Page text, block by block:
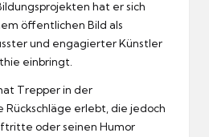
hat er sich
öffentlichen Bild als
und engagierter Künstler
einbringt.
Trepper in der
erlebt, die jedoch
oder seinen Humor